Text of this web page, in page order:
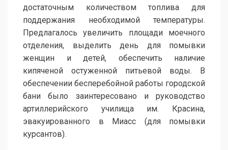
достаточным количеством топлива для
поддержания необходимой температуры.
Предлагалось увеличить площади моечного
отделения, выделить день для помывки
женщин и детей, обеспечить наличие
кипяченой остуженной питьевой воды. В
обеспечении бесперебойной работы городской
бани было заинтересовано и руководство
артиллерийского училища им. Красина,
эвакуированного в Миасс (для помывки
курсантов).